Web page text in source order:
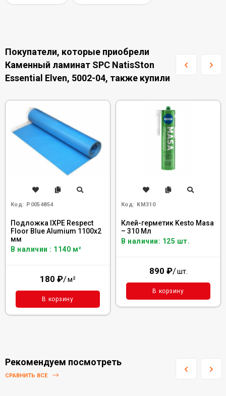
Покупатели, которые приобрели
Каменный ламинат SPC NatisSton
Essential Elven, 5002-04, также купили
Код: Р0054854
Подложка IXPE Respect
Floor Blue Alumium 1100х2
мм
В наличии : 1140 м²
180 ₽/м²
В корзину
Код: KM310
Клей-герметик Kesto Masa
– 310 Мл
В наличии: 125 шт.
890 ₽/шт.
В корзину
Рекомендуем посмотреть
СРАВНИТЬ ВСЕ